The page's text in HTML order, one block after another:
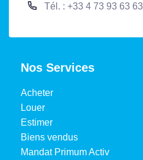
Tél. : +33 4 73 93 63 63
Nos Services
Acheter
Louer
Estimer
Biens vendus
Mandat Primum Activ